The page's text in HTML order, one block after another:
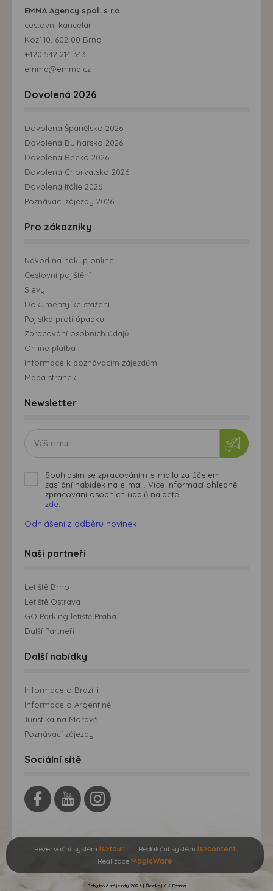
Pobytové zájezdy 2026 | Řecko | CK Emma
EMMA Agency spol. s r.o.
cestovní kancelář
Kozí 10, 602 00 Brno
+420 542 214 343
emma@emma.cz
Dovolená 2026
Dovolená Španělsko 2026
Dovolená Bulharsko 2026
Dovolená Řecko 2026
Dovolená Chorvatsko 2026
Dovolená Itálie 2026
Poznávací zájezdy 2026
Pro zákazníky
Návod na nákup online
Cestovní pojištění
Slevy
Dokumenty ke stažení
Pojistka proti úpadku
Zpracování osobních údajů
Online platba
Informace k poznávacím zájezdům
Mapa stránek
Newsletter
Souhlasím se zpracováním e-mailu za účelem
zasílání nabídek na e-mail. Více informací ohledně
zpracování osobních údajů najdete
zde.
Odhlášení z odběru novinek
Naši partneři
Letiště Brno
Letiště Ostrava
GO Parking letiště Praha
Další Partneři
Další nabídky
Informace o Brazílii
Informace o Argentině
Turistika na Moravě
Poznávací zájezdy
Sociální sítě
Rezervační systém is>tour Redakční systém is>content
Realizace MagicWare